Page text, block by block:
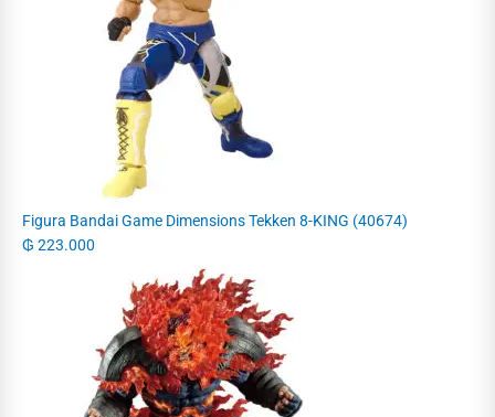
Figura Bandai Game Dimensions Tekken 8-KING (40674)
₲ 223.000